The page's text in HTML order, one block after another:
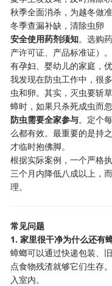
秋季全面消杀，为越冬做
冬季查漏补缺，清除虫卵
安全使用药剂须知。选购
产许可证、产品标准证）
有孕妇、婴幼儿的家庭，
我发现在防虫工作中，很
虫和卵。其实，灭虫要斩
蟑时，如果只杀死成虫而
防虫需要全家参与。定个
么都有效。最重要的是持
才临时抱佛脚。
根据实际案例，一个严格
三个月内降低八成以上，
理。
常见问题
1. 家里很干净为什么还有
蟑螂可以通过快递包装、
点食物残渣就够它们生存
入室内。